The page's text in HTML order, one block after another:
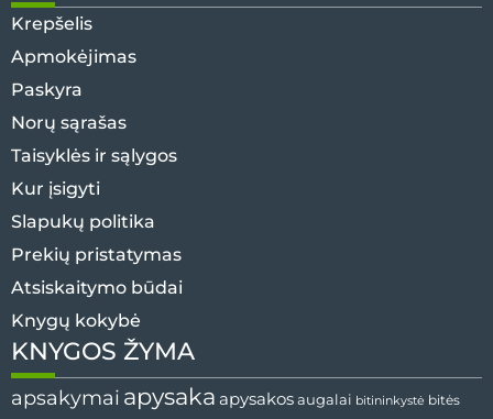
Krepšelis
Apmokėjimas
Paskyra
Norų sąrašas
Taisyklės ir sąlygos
Kur įsigyti
Slapukų politika
Prekių pristatymas
Atsiskaitymo būdai
Knygų kokybė
KNYGOS ŽYMA
apsakymai apysaka apysakos augalai bitininkystė bitės